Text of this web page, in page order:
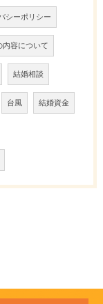
シーポリシー
内容について
結婚相談
台風 結婚資金